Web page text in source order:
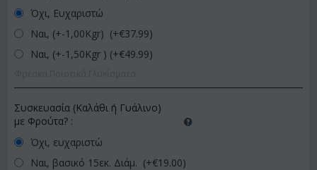
Όχι, Ευχαριστώ
Ναι, (+-1,00Kgr) (+€37.99)
Ναι, (+-1,50Kgr ) (+€49.99)
Συσκευασία (Καλάθι ή Γυάλινο)
με Φρούτα? :
Όχι, ευχαριστώ
Ναι, βασικό 15εκ. Διάμ. (+€19.00)